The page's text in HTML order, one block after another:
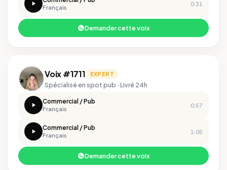
Français
0:31
Demander cette voix
Voix #1711 EXPERT
Spécialisé en spot pub · Livré 24h
Commercial / Pub
Français
0:57
Commercial / Pub
Français
1:05
Demander cette voix